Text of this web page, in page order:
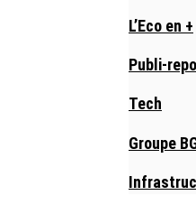
L’Eco en +
Publi-
Tech
Groupe